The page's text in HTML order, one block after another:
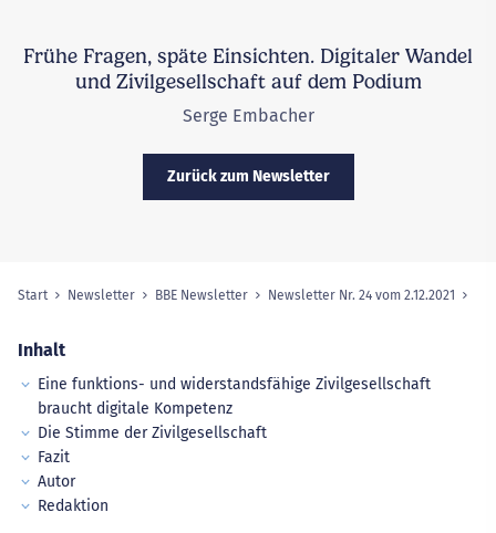
Frühe Fragen, späte Einsichten. Digitaler Wandel
und Zivilgesellschaft auf dem Podium
Serge Embacher
Zurück zum Newsletter
Sie sind hier:
Start Newsletter BBE Newsletter Newsletter Nr. 24 vom 2.12.2021
Inhalt
Eine funktions- und widerstandsfähige Zivilgesellschaft
braucht digitale Kompetenz
Die Stimme der Zivilgesellschaft
Fazit
Autor
Redaktion